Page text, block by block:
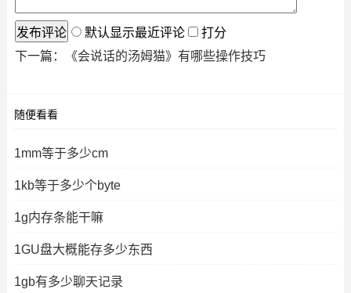
默认显示最近评论
打分
下一篇：
《会说话的汤姆猫》有哪些操作技巧
随便看看
1mm等于多少cm
1kb等于多少个byte
1g内存条能干嘛
1GU盘大概能存多少东西
1gb有多少聊天记录